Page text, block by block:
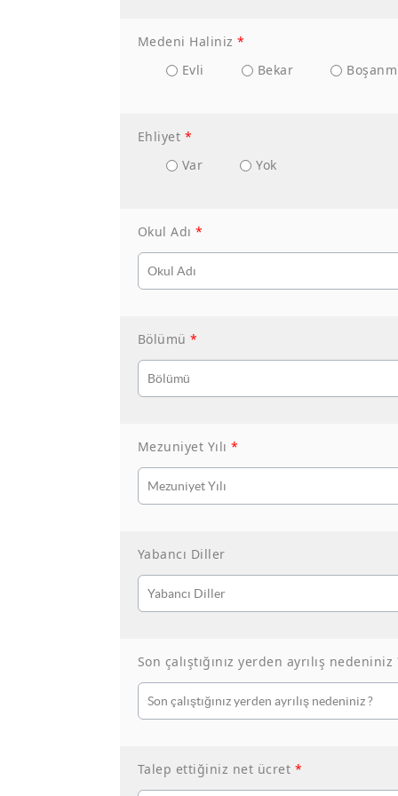
Medeni Haliniz*
Evli
Bekar
Ehliyet *
Var
Yok
Okul Adı*
Bölümü*
Mezuniyet Yılı*
Yabancı Diller
Son çalıştığınız yerden ayrılış
Talep ettiğiniz net ücret *